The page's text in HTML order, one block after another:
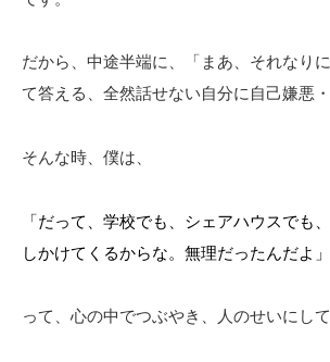
だから、中途半端に、「まあ、それなり
て答える、全然話せない自分に自己嫌悪・
そんな時、僕は、
「だって、学校でも、シェアハウスでも
しかけてくるからな。無理だったんだよ」
って、心の中でつぶやき、人のせいにして